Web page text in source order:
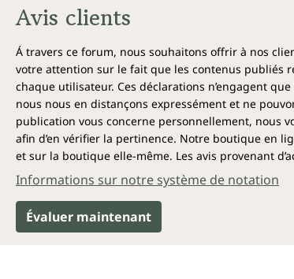
Avis clients
Á travers ce forum, nous souhaitons offrir à nos
votre attention sur le fait que les contenus publiés
chaque utilisateur. Ces déclarations n’engagent
nous nous en distançons expressément et ne
publication vous concerne personnellement, nous
afin d’en vérifier la pertinence. Notre boutique en
et sur la boutique elle-même. Les avis provenant
Informations sur notre système de notation
Évaluer maintenant